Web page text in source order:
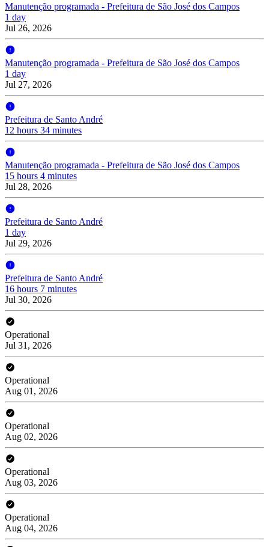
Manutenção programada - Prefeitura de São José dos Campos
1 day
Jul 26, 2026
Manutenção programada - Prefeitura de São José dos Campos
1 day
Jul 27, 2026
Prefeitura de Santo André
12 hours 34 minutes
Manutenção programada - Prefeitura de São José dos Campos
15 hours 4 minutes
Jul 28, 2026
Prefeitura de Santo André
1 day
Jul 29, 2026
Prefeitura de Santo André
16 hours 7 minutes
Jul 30, 2026
Operational
Jul 31, 2026
Operational
Aug 01, 2026
Operational
Aug 02, 2026
Operational
Aug 03, 2026
Operational
Aug 04, 2026